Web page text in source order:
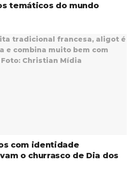
temáticos do mundo
com identidade
o churrasco de Dia dos